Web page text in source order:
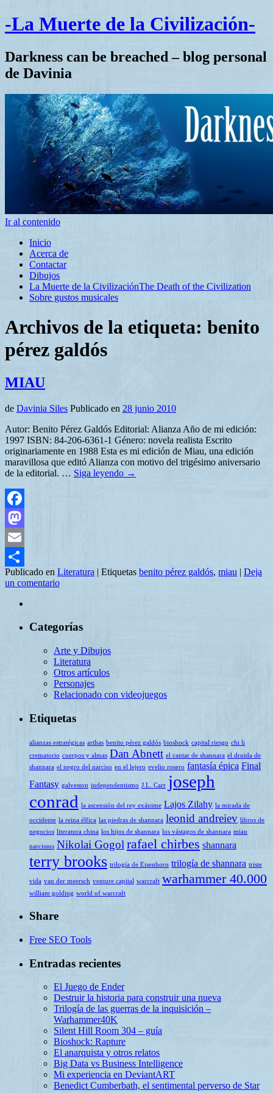
-La Muerte de la Civilización-
Darkness can be breached – blog personal
de Davinia
Ir al contenido
Inicio
Acerca de
Contactar
Dibujos
La Muerte de la CivilizaciónThe Death of the Civilization
Sobre gustos musicales
Archivos de la etiqueta: benito
pérez galdós
MIAU
de Davinia Siles Publicado en 28 junio 2010
Autor: Benito Pérez Galdós Editorial: Alianza Año de mi edición:
1997 ISBN: 84-206-6361-1 Género: novela realista Escrito
originariamente en 1988 Esta es mi edición de Miau, una edición
maravillosa que editó Alianza con motivo del trigésimo aniversario
de la editorial. … Siga leyendo →
Facebook
Mastodon
Email
Compartir
Publicado en Literatura | Etiquetas benito pérez galdós, miau | Deja
un comentario
Categorías
Arte y Dibujos
Literatura
Otros artículos
Personajes
Relacionado con videojuegos
Etiquetas
alianzas estratégicas arthas benito pérez galdós bioshock capital riesgo chi li
crematorio cuerpos y almas Dan Abnett el cantar de shannara el druida de
shannara el negro del narciso en el lejero evelio rosero fantasía épica Final
Fantasy galveston independentismo J.L. Carr joseph
conrad la ascensión del rey exánime Lajos Zilahy la mirada de
occidente la reina élfica las piedras de shannara leonid andreiev libros de
negocios literatura china los hijos de shannara los vástagos de shannara miau
narcissus Nikolai Gogolrafael chirbes shannara
terry brooks trilogía de Eisenhorn trilogía de shannara triste
vida van der meersch venture capital warcraft warhammer 40.000
william golding world of warcraft
Share
Free SEO Tools
Entradas recientes
El Juego de Ender
Destruir la historia para construir una nueva
Trilogía de las guerras de la inquisición –
Warhammer40K
Silent Hill Room 304 – guía
Bioshock: Rapture
El anarquista y otros relatos
Big Data vs Business Intelligence
Mi experiencia en DeviantART
Benedict Cumberbath, el sentimental perverso de Star